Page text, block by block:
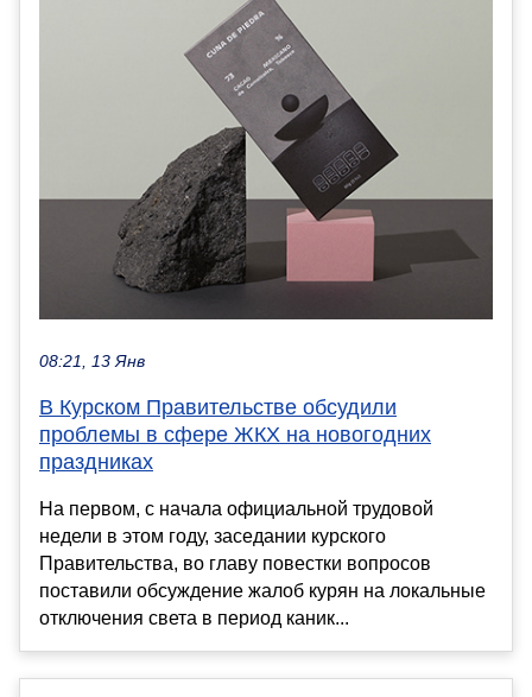
08:21, 13 Янв
В Курском Правительстве обсудили
проблемы в сфере ЖКХ на новогодних
праздниках
На первом, с начала официальной трудовой
недели в этом году, заседании курского
Правительства, во главу повестки вопросов
поставили обсуждение жалоб курян на локальные
отключения света в период каник...